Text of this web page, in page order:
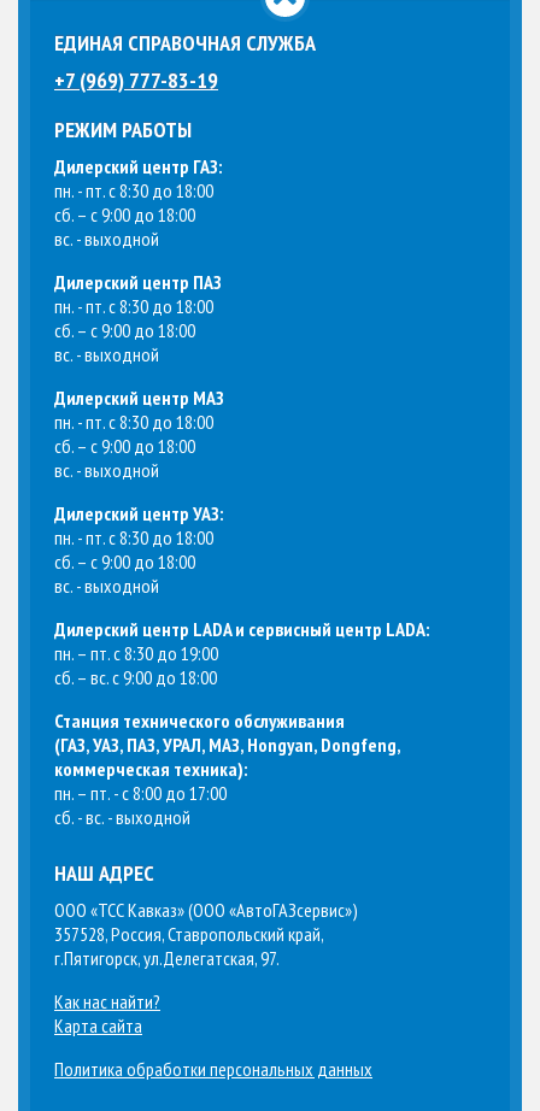
ЕДИНАЯ СПРАВОЧНАЯ СЛУЖБА
+7 (969) 777-83-19
РЕЖИМ РАБОТЫ
Дилерский центр ГАЗ:
пн. - пт. с 8:30 до 18:00
сб. – с 9:00 до 18:00
вс. - выходной
Дилерский центр ПАЗ
пн. - пт. с 8:30 до 18:00
сб. – с 9:00 до 18:00
вс. - выходной
Дилерский центр МАЗ
пн. - пт. с 8:30 до 18:00
сб. – с 9:00 до 18:00
вс. - выходной
Дилерский центр УАЗ:
пн. - пт. с 8:30 до 18:00
сб. – с 9:00 до 18:00
вс. - выходной
Дилерский центр LADA и сервисный центр LADA:
пн. – пт. с 8:30 до 19:00
сб. – вс. с 9:00 до 18:00
Станция технического обслуживания
(ГАЗ, УАЗ, ПАЗ, УРАЛ, МАЗ, Hongyan, Dongfeng,
коммерческая техника):
пн. – пт. - с 8:00 до 17:00
сб. - вс. - выходной
НАШ АДРЕС
ООО «ТСС Кавказ» (ООО «АвтоГАЗсервис»)
357528, Россия, Ставропольский край,
г.Пятигорск, ул.Делегатская, 97.
Как нас найти?
Карта сайта
Политика обработки персональных данных